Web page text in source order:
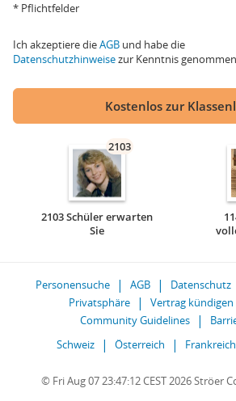
* Pflichtfelder
Ich akzeptiere dieAGB und habe die
Datenschutzhinweisezur Kenntnis
Kostenlos zur
2103
2103 Schüler erwarten
Sie
Personensuche AGB Datenschutz
Privatsphäre
Vertrag kündigen
Community Guidelines
Schweiz
Österreich Frankreich
© Fri Aug 07 23:47:12 CEST 2026 Ströer